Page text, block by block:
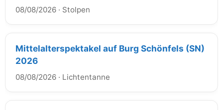
08/08/2026 · Stolpen
Mittelalterspektakel auf Burg Schönfels (SN)
2026
08/08/2026 · Lichtentanne